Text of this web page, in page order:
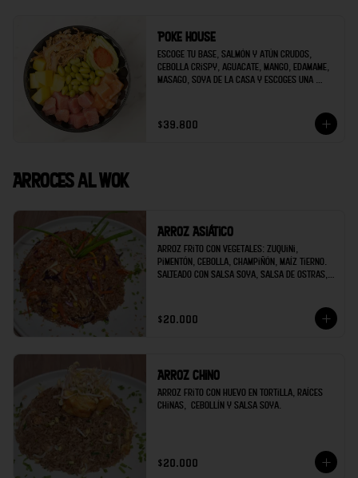
Poke house
Escoge tu base, salmón y atún crudos,
cebolla crispy, aguacate, mango, edamame,
masago, soya de la casa y escoges una
$39.800
Arroces al wok
Arroz Asiático
Arroz frito con vegetales: Zuquini,
pimentón, cebolla, champiñón, maíz tierno.
Salteado con Salsa Soya, Salsa de Ostras,
$20.000
Arroz Chino
Arroz frito con huevo en tortilla, raíces
chinas,  cebollín y salsa soya.
$20.000